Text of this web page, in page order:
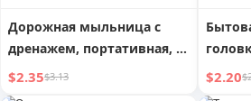
Дорожная мыльница с
дренажем, портативная, с
крышкой, герметичная,
дорожная, для стирки,
$2.35$3.13 $2.20